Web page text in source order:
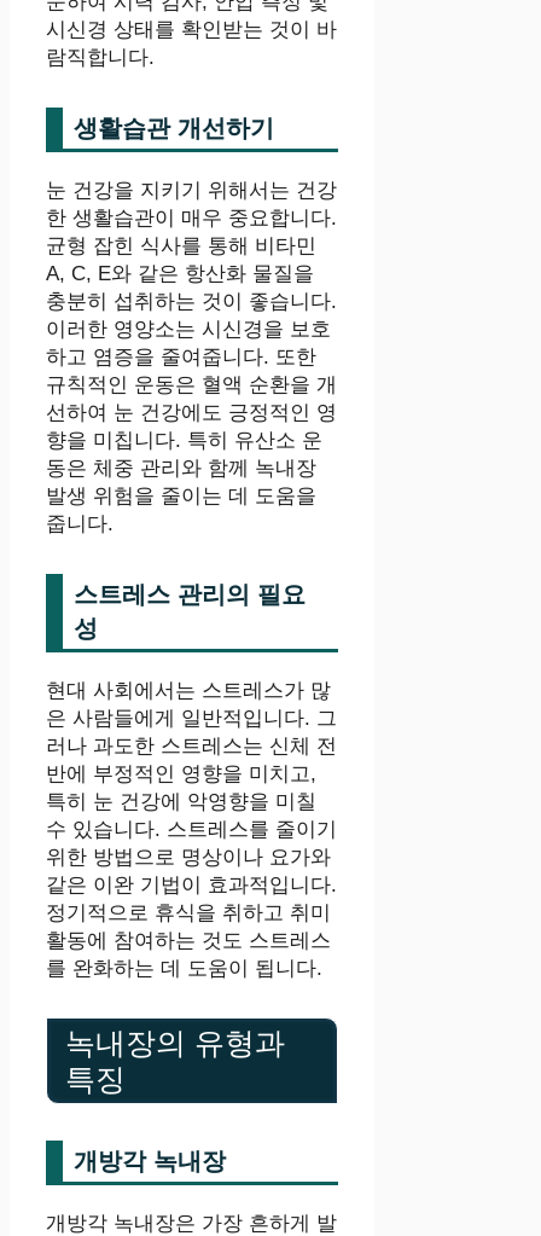
시신경 상태를 확인받는 것이 바
람직합니다.
생활습관 개선하기
눈 건강을 지키기 위해서는 건강
한 생활습관이 매우 중요합니다.
균형 잡힌 식사를 통해 비타민
A, C, E와 같은 항산화 물질을
충분히 섭취하는 것이 좋습니다.
이러한 영양소는 시신경을 보호
하고 염증을 줄여줍니다. 또한
규칙적인 운동은 혈액 순환을 개
선하여 눈 건강에도 긍정적인 영
향을 미칩니다. 특히 유산소 운
동은 체중 관리와 함께 녹내장
발생 위험을 줄이는 데 도움을
줍니다.
스트레스 관리의 필요
성
현대 사회에서는 스트레스가 많
은 사람들에게 일반적입니다. 그
러나 과도한 스트레스는 신체 전
반에 부정적인 영향을 미치고,
특히 눈 건강에 악영향을 미칠
수 있습니다. 스트레스를 줄이기
위한 방법으로 명상이나 요가와
같은 이완 기법이 효과적입니다.
정기적으로 휴식을 취하고 취미
활동에 참여하는 것도 스트레스
를 완화하는 데 도움이 됩니다.
녹내장의 유형과
특징
개방각 녹내장
개방각 녹내장은 가장 흔하게 발